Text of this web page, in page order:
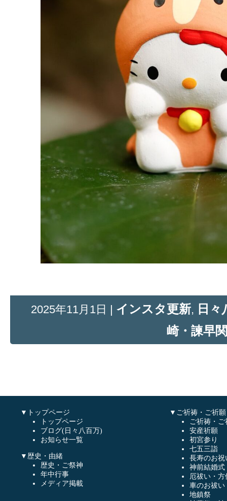
2025年11月1日 | インスタ更新, 日々
崎・諫早
▼トップページ
トップページ
ブログ(日々八百万)
お知らせ一覧
▼歴史・由緒
歴史・ご祭神
年中行事
メディア掲載
▼ご祈祷・ご祈願
ご祈祷・
安産祈願
初宮参り
七五三詣
長寿のお祝
神前結婚式
厄祓い・方
車のお祓い
地鎮祭